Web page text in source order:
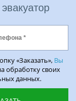
«Заказать», Вы
обработку своих
данных.